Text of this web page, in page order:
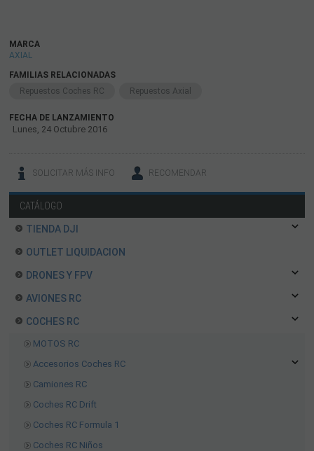
MARCA
AXIAL
FAMILIAS RELACIONADAS
Repuestos Coches RC
Repuestos Axial
FECHA DE LANZAMIENTO
Lunes, 24 Octubre 2016
SOLICITAR MÁS INFO RECOMENDAR
CATÁLOGO
TIENDA DJI
OUTLET LIQUIDACION
DRONES Y FPV
AVIONES RC
COCHES RC
MOTOS RC
Accesorios Coches RC
Camiones RC
Coches RC Drift
Coches RC Formula 1
Coches RC Niños